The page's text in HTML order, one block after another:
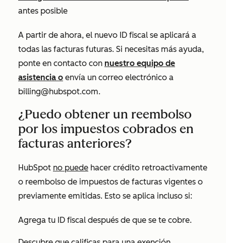
antes posible
A partir de ahora, el nuevo ID fiscal se aplicará a
todas las facturas futuras. Si necesitas más ayuda,
ponte en contacto con nuestro equipo de
asistencia o envía un correo electrónico a
billing@hubspot.com.
¿Puedo obtener un reembolso
por los impuestos cobrados en
facturas anteriores?
HubSpot no puede hacer crédito retroactivamente
o reembolso de impuestos de facturas vigentes o
previamente emitidas. Esto se aplica incluso si:
Agrega tu ID fiscal después de que se te cobre.